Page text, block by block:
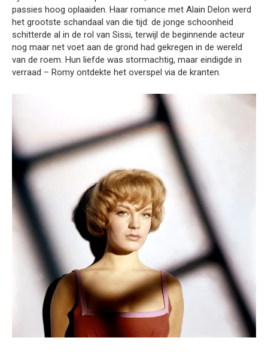
passies hoog oplaaiden. Haar romance met Alain Delon werd
het grootste schandaal van die tijd: de jonge schoonheid
schitterde al in de rol van Sissi, terwijl de beginnende acteur
nog maar net voet aan de grond had gekregen in de wereld
van de roem. Hun liefde was stormachtig, maar eindigde in
verraad – Romy ontdekte het overspel via de kranten.